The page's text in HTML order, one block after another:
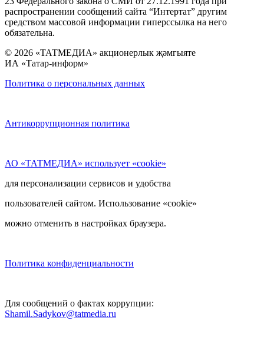
распространении сообщений сайта “Интертат” другим
средством массовой информации гиперссылка на него
обязательна.
© 2026 «ТАТМЕДИА» акционерлык җәмгыяте
ИА «Татар-информ»
Политика о персональных данных
Антикоррупционная политика
АО «ТАТМЕДИА» использует «cookie»
для персонализации сервисов и удобства
пользователей сайтом. Использование «cookie»
можно отменить в настройках браузера.
Политика конфиденциальности
Для сообщений о фактах коррупции:
Shamil.Sadykov@tatmedia.ru